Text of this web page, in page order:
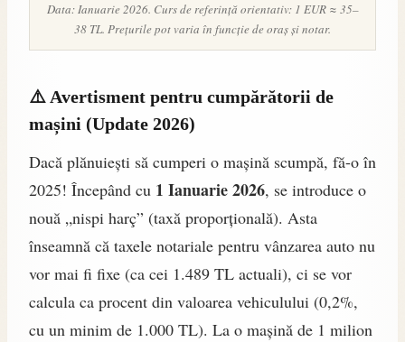
Data: Ianuarie 2026. Curs de referință orientativ: 1 EUR ≈ 35–
38 TL. Prețurile pot varia în funcție de oraș și notar.
⚠️ Avertisment pentru cumpărătorii de
mașini (Update 2026)
Dacă plănuiești să cumperi o mașină scumpă, fă-o în
2025! Începând cu 1 Ianuarie 2026, se introduce o
nouă „nispi harç” (taxă proporțională). Asta
înseamnă că taxele notariale pentru vânzarea auto nu
vor mai fi fixe (ca cei 1.489 TL actuali), ci se vor
calcula ca procent din valoarea vehiculului (0,2%,
cu un minim de 1.000 TL). La o mașină de 1 milion